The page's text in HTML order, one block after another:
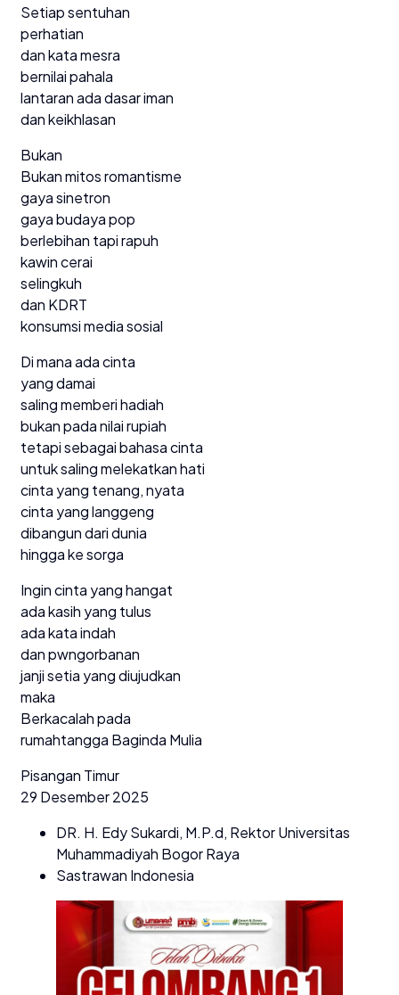
Setiap sentuhan
perhatian
dan kata mesra
bernilai pahala
lantaran ada dasar iman
dan keikhlasan
Bukan
Bukan mitos romantisme
gaya sinetron
gaya budaya pop
berlebihan tapi rapuh
kawin cerai
selingkuh
dan KDRT
konsumsi media sosial
Di mana ada cinta
yang damai
saling memberi hadiah
bukan pada nilai rupiah
tetapi sebagai bahasa cinta
untuk saling melekatkan hati
cinta yang tenang, nyata
cinta yang langgeng
dibangun dari dunia
hingga ke sorga
Ingin cinta yang hangat
ada kasih yang tulus
ada kata indah
dan pwngorbanan
janji setia yang diujudkan
maka
Berkacalah pada
rumahtangga Baginda Mulia
Pisangan Timur
29 Desember 2025
DR. H. Edy Sukardi, M.P.d, Rektor Universitas
Muhammadiyah Bogor Raya
Sastrawan Indonesia